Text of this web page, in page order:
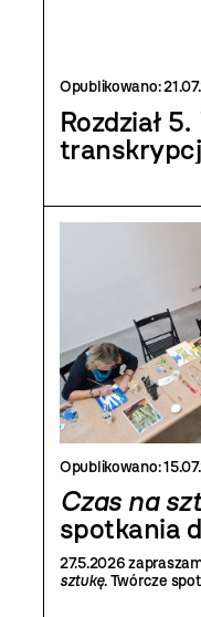
Opublikowano:
Rozdział 5.
Opublikowano:
Czas na
spotkania
27.5.2026
sztukę. Twórcze